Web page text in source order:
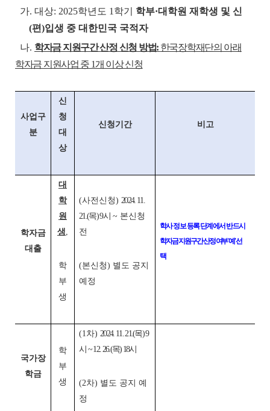
가. 대상: 2025학년도 1학기 학부·대학원 재학생 및 신
(편)입생 중 대한민국 국적자
나. 학자금 지원구간 산정 신청 방법: 한국장학재단의 아래
학자금 지원사업 중 1개 이상 신청
사업구
분
신
청
대
상
신청기간 비고
학자금
대출
대
학
원
생
학
부
생
(사전신청) 2024. 11.
21.(목) 9시~ 본신청
전
(본신청) 별도 공지
예정
학사 정보 등록 단계에서 반드시
학자금 지원구간 산정 여부 '예' 선
택
국가장
학금
학
부
생
(1차) 2024. 11. 21.(목) 9
시 ~ 12. 26.(목) 18시
(2차) 별도 공지 예
정